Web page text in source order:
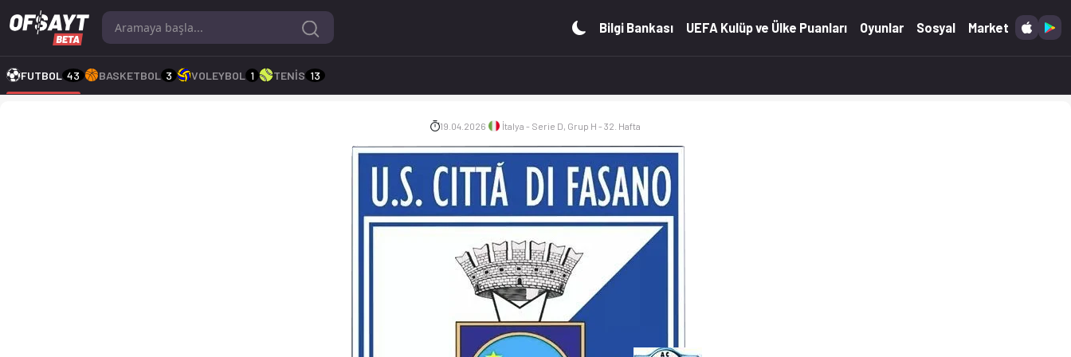
Citta di Fasano - Martina 1-0 bitti. Gol anları, kadro, istatistikler, puan durumu ve iddaa oranları Ofsayt'ta. (19.04.2026)
Bilgi Bankası UEFA Kulüp ve Ülke Puanları Oyunlar Sosyal Market
FUTBOL 43 BASKETBOL 3 VOLEYBOL 1 TENİS 13
19.04.2026 İtalya - Serie D, Grup H - 32. Hafta